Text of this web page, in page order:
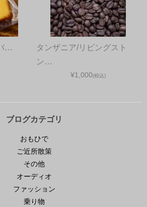
…
タンザニア/リビングスト
ン…
¥1,000(税込)
ブログカテゴリ
おもひで
ご近所散策
その他
オーディオ
ファッション
乗り物